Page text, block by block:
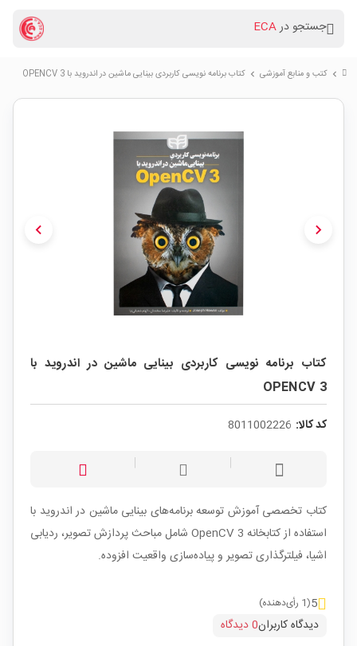
جستجو درECA
chevron_right کتب و منابع آموزشی chevron_right کتاب برنامه نویسی کاربردی بینایی ماشین در اندروید با OPENCV 3
chevron_left chevron_right
کتاب برنامه نویسی کاربردی بینایی ماشین در اندروید با
OPENCV 3
کد کالا: 8011002226
کتاب تخصصی آموزش توسعه برنامه‌های بینایی ماشین در اندروید با
استفاده از کتابخانه OpenCV 3 شامل مباحث پردازش تصویر، ردیابی
اشیا، فیلترگذاری تصویر و پیاده‌سازی واقعیت افزوده.
5(1 رأی‌دهنده)
دیدگاه کاربران0 دیدگاه